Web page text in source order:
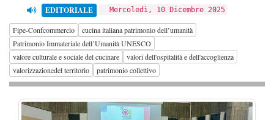
EDITORIALE Mercoledì, 10 Dicembre 2025
Fipe-Confcommercio
cucina italiana patrimonio dell’umanità
Patrimonio Immateriale dell’Umanità UNESCO
valore culturale e sociale del cucinare
valori dell'ospitalità e dell'accoglienza
valorizzazionedel territorio
patrimonio collettivo